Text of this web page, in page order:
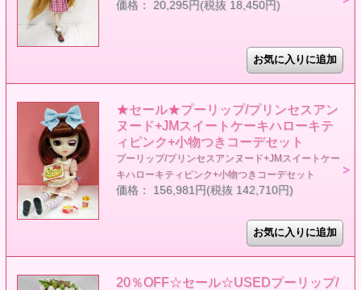
価格： 20,295円(税抜 18,450円)
★セール★プーリップ/プリンセスアン
ヌード+JMスイートケーキハローキテ
ィピンク+小物つきコーデセット
プーリップ/プリンセスアンヌード+JMスイートケー
キハローキティピンク+小物つきコーデセット
価格： 156,981円(税抜 142,710円)
20％OFF☆セール☆USEDプーリップ/